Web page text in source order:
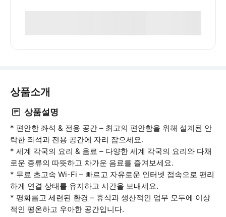
상품소개
상품설명
* 편안한 좌석 & 전용 공간 – 최고의 편안함을 위해 설계된 안
락한 좌석과 전용 공간에 자리 잡으세요.
* 세계 각국의 요리 & 음료 – 다양한 세계 각국의 요리와 다채
로운 종류의 따뜻하고 차가운 음료를 즐겨보세요.
* 무료 초고속 Wi-Fi – 빠르고 자유로운 인터넷 접속으로 편리
하게 연결 상태를 유지하고 시간을 보내세요.
* 평화롭고 세련된 환경 – 휴식과 생산적인 업무 모두에 이상
적인 평온하고 우아한 공간입니다.